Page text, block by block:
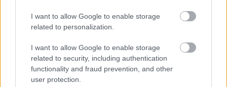
I want to allow Google to enable storage
related to personalization.
I want to allow Google to enable storage
related to security, including authentication
functionality and fraud prevention, and other
user protection.